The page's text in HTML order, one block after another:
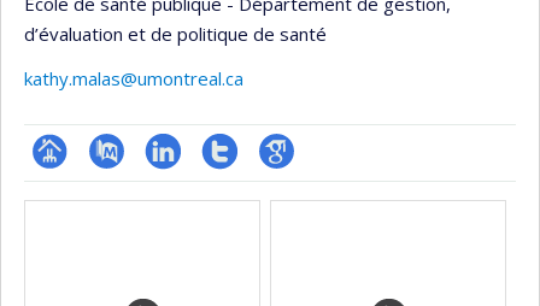
d’évaluation et de politique de santé
kathy.malas@umontreal.ca
Page PubMedLinkedInCompteGoogle
Médias